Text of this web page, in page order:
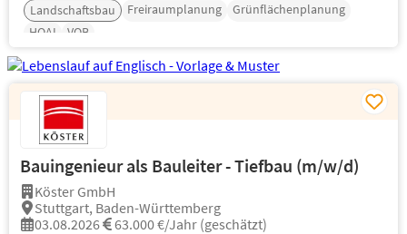
Landschaftsbau
Freiraumplanung
Grünflächenplanung
HOAI
VOB
Bauingenieur als Bauleiter - Tiefbau (m/w/d)
Köster GmbH
Stuttgart, Baden-Württemberg
03.08.2026
63.000 €/Jahr (geschätzt)